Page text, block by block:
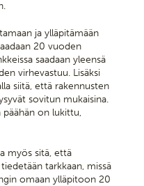
ja ylläpitämään
20 vuoden
saadaan yleensä
virhevastuu. Lisäksi
siitä, että rakennusten
sovitun mukaisina.
on lukittu,
myös sitä, että
tarkkaan, missä
omaan ylläpitoon 20